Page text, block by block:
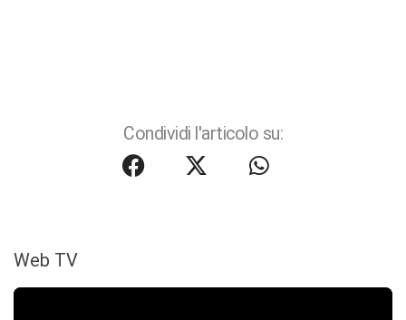
Condividi l'articolo su:
Web TV